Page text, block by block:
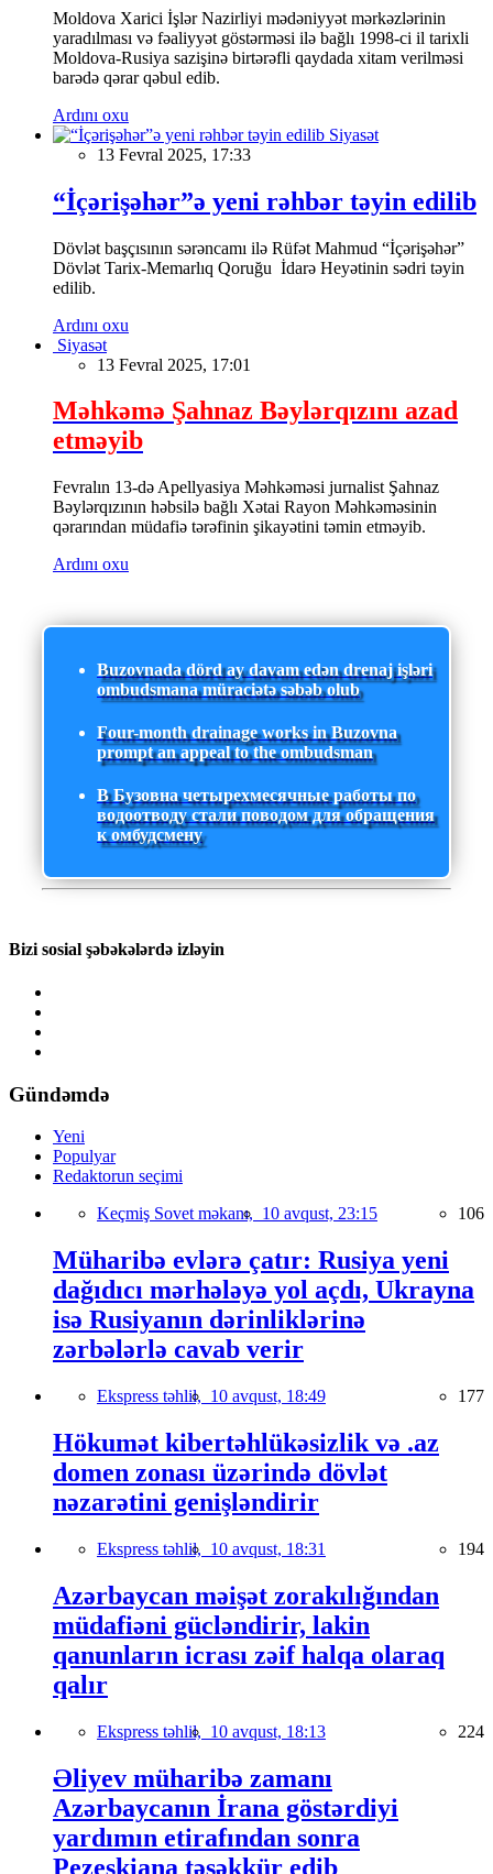
Moldova Xarici İşlər Nazirliyi mədəniyyət mərkəzlərinin
yaradılması və fəaliyyət göstərməsi ilə bağlı 1998-ci il tarixli
Moldova-Rusiya sazişinə birtərəfli qaydada xitam verilməsi
barədə qərar qəbul edib.
Ardını oxu
Siyasət
13 Fevral 2025, 17:33
“İçərişəhər”ə yeni rəhbər təyin edilib
Dövlət başçısının sərəncamı ilə Rüfət Mahmud “İçərişəhər”
Dövlət Tarix-Memarlıq Qoruğu İdarə Heyətinin sədri təyin
edilib.
Ardını oxu
Siyasət
13 Fevral 2025, 17:01
Məhkəmə Şahnaz Bəylərqızını azad
etməyib
Fevralın 13-də Apellyasiya Məhkəməsi jurnalist Şahnaz
Bəylərqızının həbsilə bağlı Xətai Rayon Məhkəməsinin
qərarından müdafiə tərəfinin şikayətini təmin etməyib.
Ardını oxu
Buzovnada dörd ay davam edən drenaj işləri
ombudsmana müraciətə səbəb olub
Four-month drainage works in Buzovna
prompt an appeal to the ombudsman
В Бузовна четырехмесячные работы по
водоотводу стали поводом для обращения
к омбудсмену
Bizi sosial şəbəkələrdə izləyin
Gündəmdə
Yeni
Populyar
Redaktorun seçimi
Keçmiş Sovet məkanı, 10 avqust, 23:15 106
Müharibə evlərə çatır: Rusiya yeni
dağıdıcı mərhələyə yol açdı, Ukrayna
isə Rusiyanın dərinliklərinə
zərbələrlə cavab verir
Ekspress təhlil, 10 avqust, 18:49 177
Hökumət kibertəhlükəsizlik və .az
domen zonası üzərində dövlət
nəzarətini genişləndirir
Ekspress təhlil, 10 avqust, 18:31 194
Azərbaycan məişət zorakılığından
müdafiəni gücləndirir, lakin
qanunların icrası zəif halqa olaraq
qalır
Ekspress təhlil, 10 avqust, 18:13 224
Əliyev müharibə zamanı
Azərbaycanın İrana göstərdiyi
yardımın etirafından sonra
Pezeşkiana təşəkkür edib